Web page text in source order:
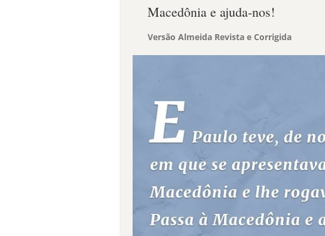
Macedônia e ajuda-nos!
Versão Almeida Revista e Corrigida